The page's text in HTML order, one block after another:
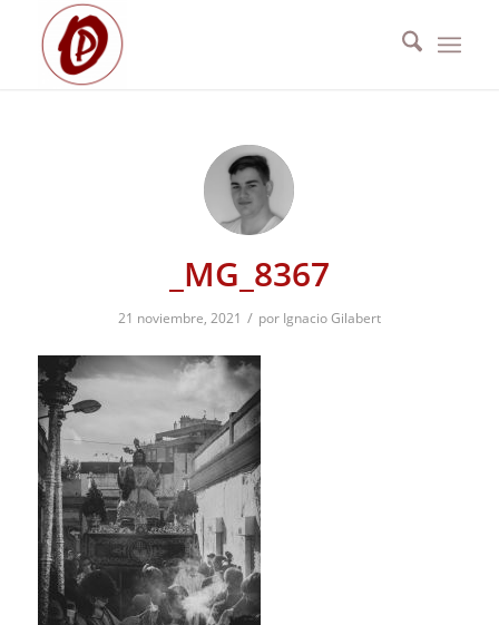
_MG_8367
21 noviembre, 2021 / por Ignacio Gilabert